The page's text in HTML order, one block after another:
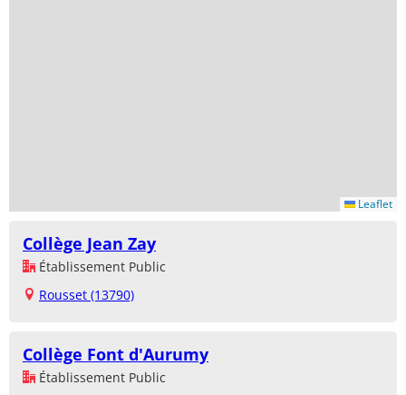
Leaflet
Collège Jean Zay
Établissement Public
Rousset (13790)
Collège Font d'Aurumy
Établissement Public